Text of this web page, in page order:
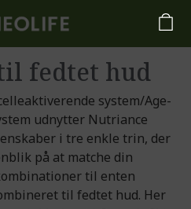
fedtet hud
system/Age-
udnytter Nutriance
i tre enkle trin, der
på at matche din
til enten
til fedtet hud. Her